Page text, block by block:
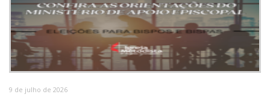
9 de julho de 2026